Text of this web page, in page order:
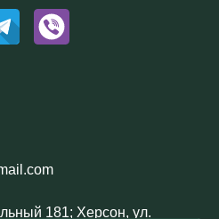
181; Херсон, ул.